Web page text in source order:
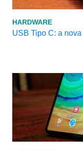
HARDWARE
USB Tipo C: a